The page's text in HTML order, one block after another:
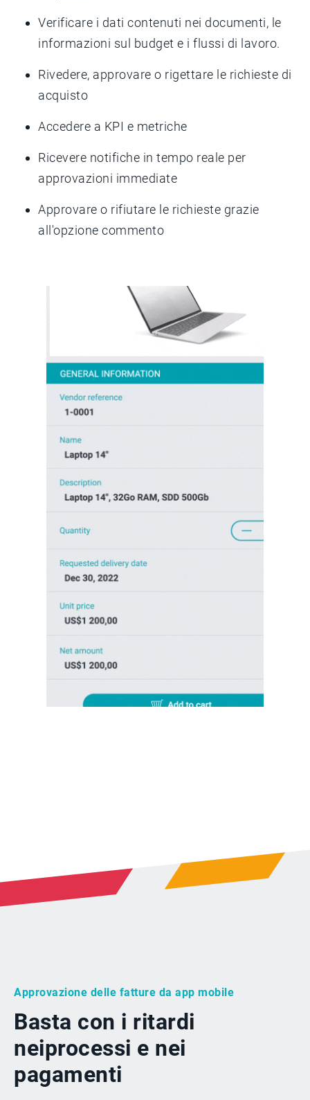
Verificare i dati contenuti nei documenti, le
informazioni sul budget e i flussi di lavoro.
Rivedere, approvare o rigettare le richieste di
acquisto
Accedere a KPI e metriche
Ricevere notifiche in tempo reale per
approvazioni immediate
Approvare o rifiutare le richieste grazie
all'opzione commento
Approvazione delle fatture da app mobile
Basta con i ritardi
neiprocessi e nei
pagamenti